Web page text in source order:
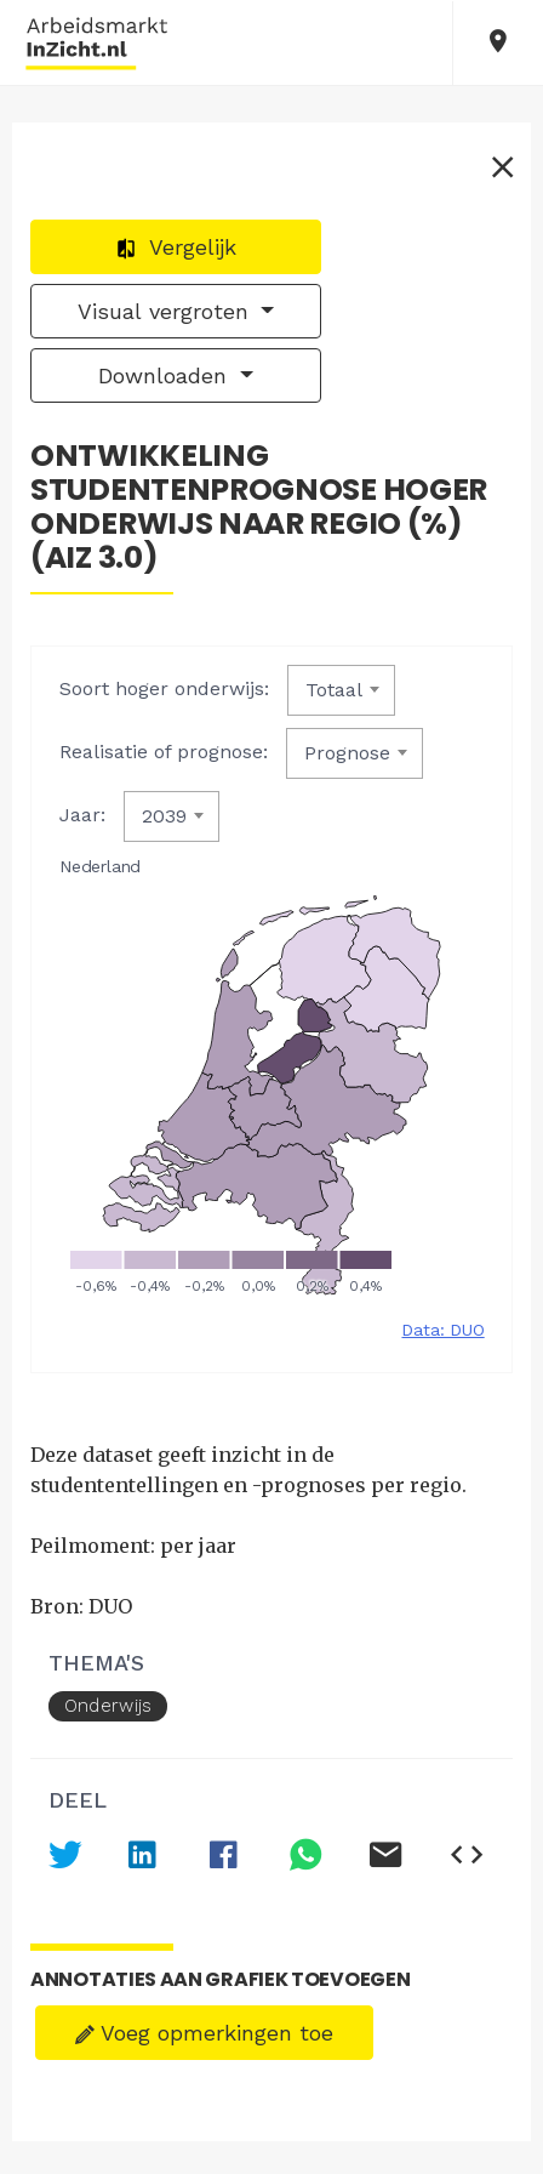
Vergelijk
Visual vergroten
Downloaden
ONTWIKKELING
STUDENTENPROGNOSE HOGER
ONDERWIJS NAAR REGIO (%)
(AIZ 3.0)
Deze dataset geeft inzicht in de
studententellingen en -prognoses per regio.
Peilmoment: per jaar
Bron: DUO
THEMA'S
Onderwijs
DEEL
ANNOTATIES AAN GRAFIEK TOEVOEGEN
Voeg opmerkingen toe